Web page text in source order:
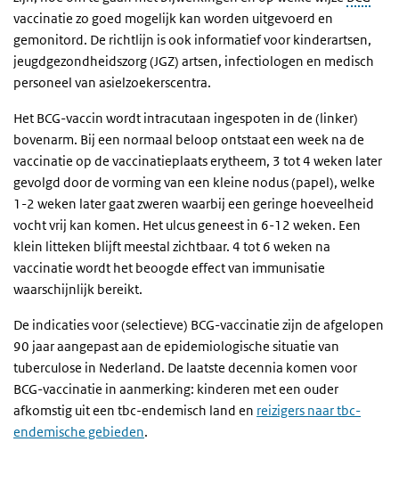
vaccinatie zo goed mogelijk kan worden uitgevoerd en
gemonitord. De richtlijn is ook informatief voor kinderartsen,
jeugdgezondheidszorg (JGZ) artsen, infectiologen en medisch
personeel van asielzoekerscentra.
Het BCG-vaccin wordt intracutaan ingespoten in de (linker)
bovenarm. Bij een normaal beloop ontstaat een week na de
vaccinatie op de vaccinatieplaats erytheem, 3 tot 4 weken later
gevolgd door de vorming van een kleine nodus (papel), welke
1-2 weken later gaat zweren waarbij een geringe hoeveelheid
vocht vrij kan komen. Het ulcus geneest in 6-12 weken. Een
klein litteken blijft meestal zichtbaar. 4 tot 6 weken na
vaccinatie wordt het beoogde effect van immunisatie
waarschijnlijk bereikt.
De indicaties voor (selectieve) BCG-vaccinatie zijn de afgelopen
90 jaar aangepast aan de epidemiologische situatie van
tuberculose in Nederland. De laatste decennia komen voor
BCG-vaccinatie in aanmerking: kinderen met een ouder
afkomstig uit een tbc-endemisch land en reizigers naar tbc-
endemische gebieden.